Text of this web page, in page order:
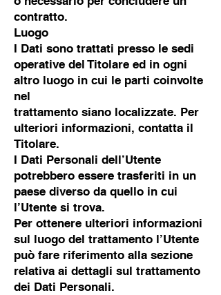
contratto.
Luogo
I Dati sono trattati presso le sedi
operative del Titolare ed in ogni
altro luogo in cui le parti coinvolte
nel
trattamento siano localizzate. Per
ulteriori informazioni, contatta il
Titolare.
I Dati Personali dell’Utente
potrebbero essere trasferiti in un
paese diverso da quello in cui
l’Utente si trova.
Per ottenere ulteriori informazioni
sul luogo del trattamento l’Utente
può fare riferimento alla sezione
relativa ai dettagli sul trattamento
dei Dati Personali.